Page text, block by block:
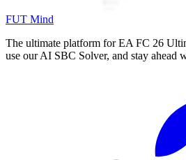
FUT Mind
The ultimate platform for EA FC 26
use our AI SBC Solver, and stay ahead